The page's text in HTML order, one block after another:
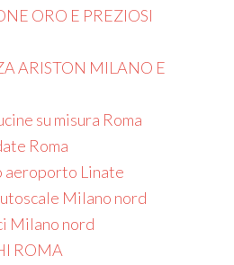
ORO E PREZIOSI
ARISTON MILANO E
su misura Roma
Roma
aeroporto Linate
Milano nord
Milano nord
ROMA